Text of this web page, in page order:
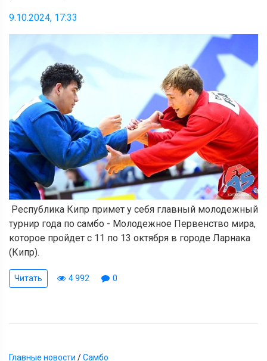
9.10.2024, 17:33
Республика Кипр примет у себя главный молодежный
турнир года по самбо - Молодежное Первенство мира,
которое пройдет с 11 по 13 октября в городе Ларнака
(Кипр).
Читать 4 992 0
Главные новости /Самбо